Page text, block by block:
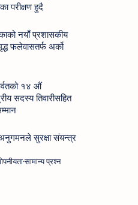
परीक्षण हुदै
नयाँ प्रशासकीय
फलेवासतर्फ अर्को
१४ औं
सदस्य तिवारीसहित
अनुगमनले सुरक्षा संयन्त्र
सामान्य प्रश्न